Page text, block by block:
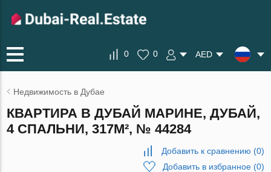
0 0 AED
Недвижимость в Дубае
КВАРТИРА В ДУБАЙ МАРИНЕ, ДУБАЙ,
4 СПАЛЬНИ, 317М², № 44284
Добавить к сравнению (0)
Добавить в избранное(0)